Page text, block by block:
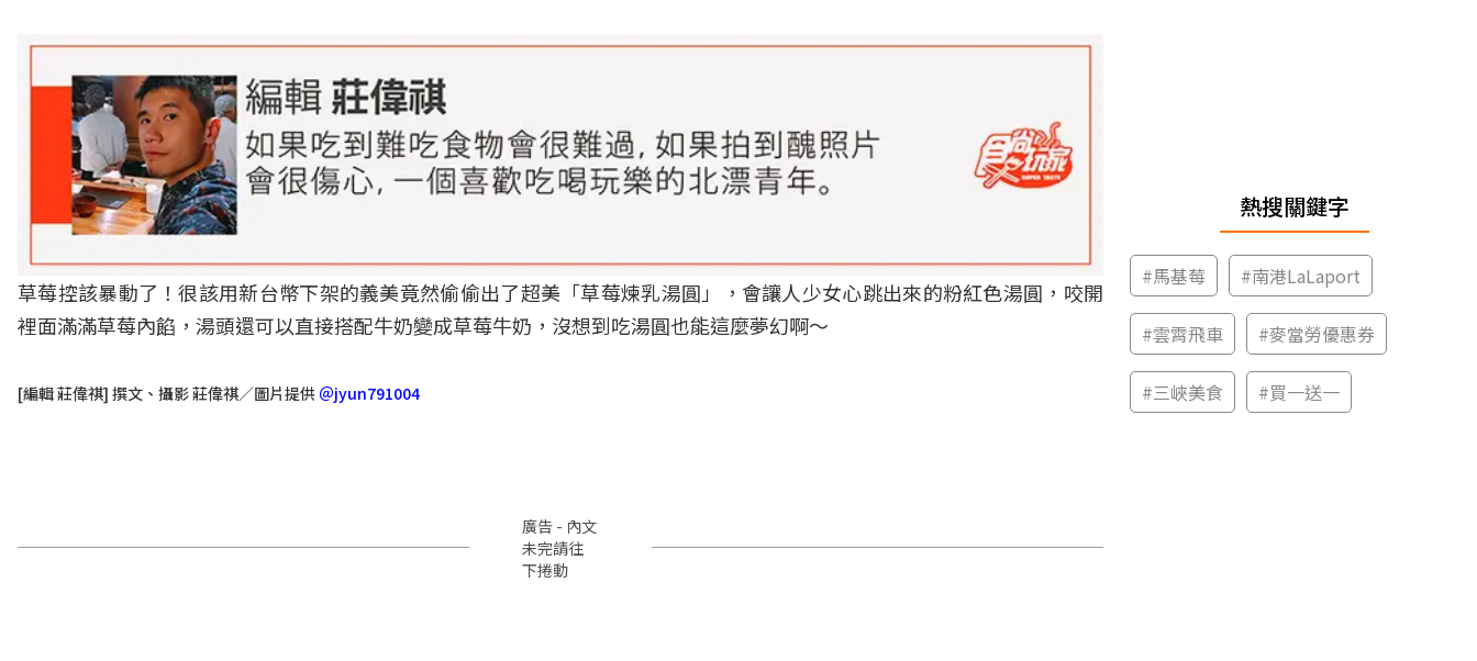
草莓控該暴動了！很該用新台幣下架的義美竟然偷偷出了超美「草莓煉乳湯圓」，會讓人少女心跳出來的粉紅色湯圓，咬開
裡面滿滿草莓內餡，湯頭還可以直接搭配牛奶變成草莓牛奶，沒想到吃湯圓也能這麼夢幻啊～
[編輯 莊偉祺] 撰文、攝影 莊偉祺／圖片提供 ＠jyun791004
廣告 - 內文
未完請往
下捲動
熱搜關鍵字
#馬基莓 #南港LaLaport
#雲霄飛車 #麥當勞優惠券
#三峽美食 #買一送一